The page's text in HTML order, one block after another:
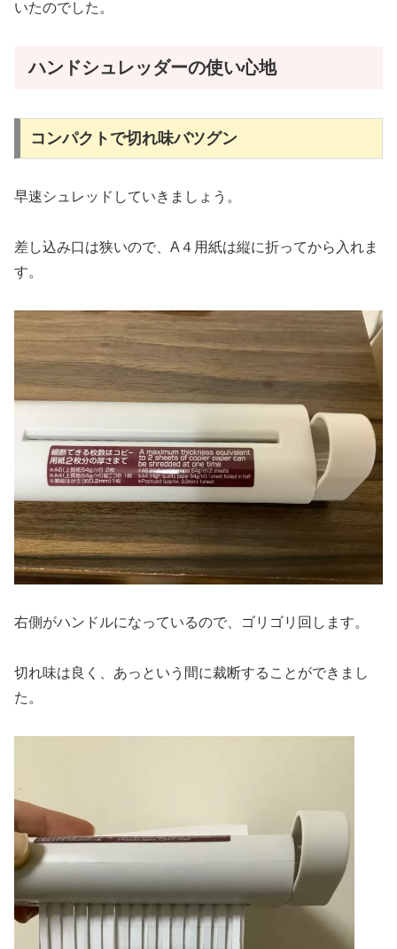
いたのでした。
ハンドシュレッダーの使い心地
コンパクトで切れ味バツグン
早速シュレッドしていきましょう。
差し込み口は狭いので、A４用紙は縦に折ってから入れま
す。
右側がハンドルになっているので、ゴリゴリ回します。
切れ味は良く、あっという間に裁断することができまし
た。